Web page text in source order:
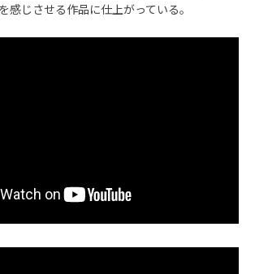
感じさせる作品に仕上がっている。